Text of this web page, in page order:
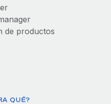
de productos
QUÉ?